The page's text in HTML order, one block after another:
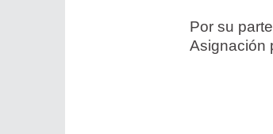
Por su
Asignación